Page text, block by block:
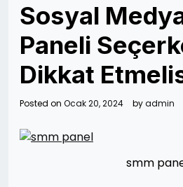
Sosyal
Paneli
Dikkat
Posted on Ocak 20, 2024 byadmin
smm